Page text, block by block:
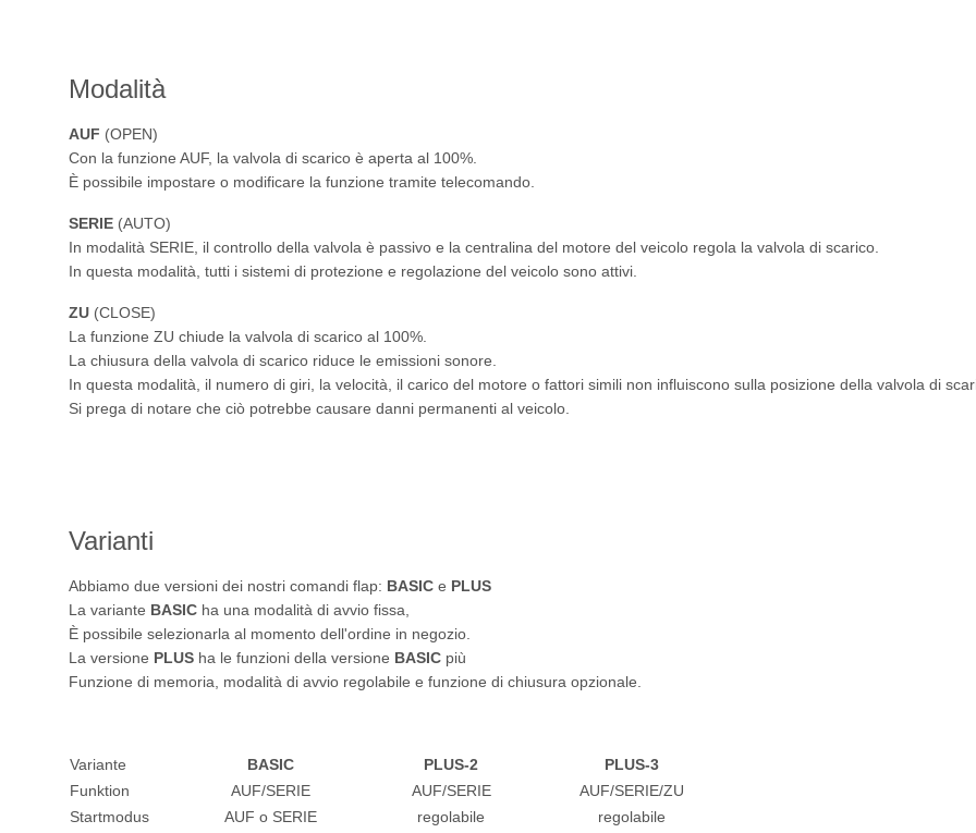
Modalità
AUF (OPEN)
Con la funzione AUF, la valvola di scarico è aperta al 100%.
È possibile impostare o modificare la funzione tramite telecomando.
SERIE (AUTO)
In modalità SERIE, il controllo della valvola è passivo e la centralina del motore del veicolo regola la valvola di scarico.
In questa modalità, tutti i sistemi di protezione e regolazione del veicolo sono attivi.
ZU (CLOSE)
La funzione ZU chiude la valvola di scarico al 100%.
La chiusura della valvola di scarico riduce le emissioni sonore.
In questa modalità, il numero di giri, la velocità, il carico del motore o fattori simili non influiscono sulla posizione della valvola di
Si prega di notare che ciò potrebbe causare danni permanenti al veicolo.
Varianti
Abbiamo due versioni dei nostri comandi flap: BASIC e PLUS
La variante BASIC ha una modalità di avvio fissa,
È possibile selezionarla al momento dell'ordine in negozio.
La versione PLUS ha le funzioni della versione BASIC più
Funzione di memoria, modalità di avvio regolabile e funzione di chiusura opzionale.
Variante BASIC PLUS-2
PLUS-3
Funktion
AUF/SERIE AUF/SERIE
AUF/SERIE/ZU
Startmodus
AUF o SERIE regolabile
regolabile